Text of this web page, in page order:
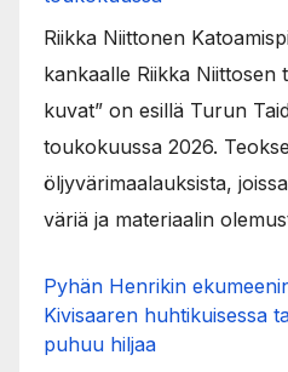
Riikka Niittonen
kankaalle Riikka Niittosen
kuvat” on esillä Turun
toukokuussa 2026.
öljyvärimaalauksista,
väriä ja materiaalin
Pyhän Henrikin
Kivisaaren huhtikuisessa
puhuu hiljaa